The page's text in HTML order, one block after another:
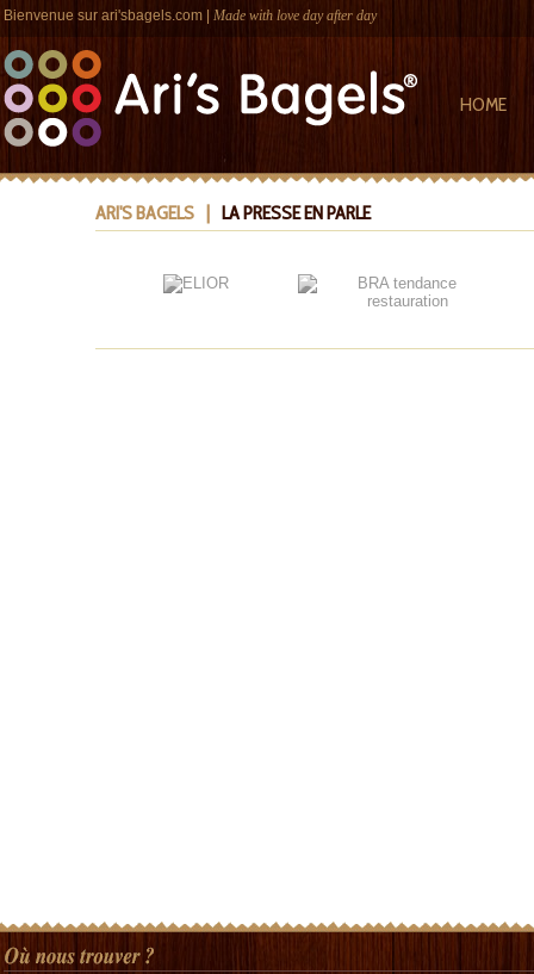
Bienvenue sur ari'sbagels.com| Made with love day after day
HOME
ARI'S BAGELS | LA PRESSE EN PARLE